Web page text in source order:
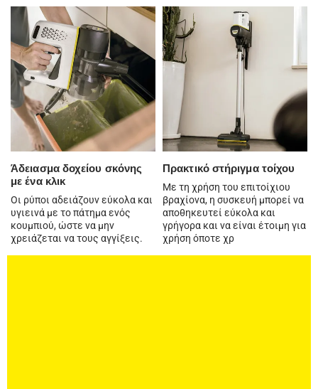
Άδειασμα δοχείου σκόνης
με ένα κλικ
Οι ρύποι αδειάζουν εύκολα και
υγιεινά με το πάτημα ενός
κουμπιού, ώστε να μην
χρειάζεται να τους αγγίξεις.
Πρακτικό στήριγμα τοίχου
Με τη χρήση του επιτοίχιου
βραχίονα, η συσκευή μπορεί να
αποθηκευτεί εύκολα και
γρήγορα και να είναι έτοιμη για
χρήση όποτε χρ